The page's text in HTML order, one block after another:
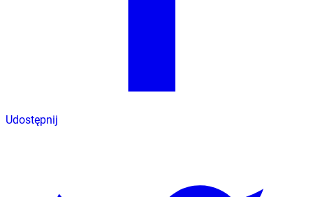
Udostępnij